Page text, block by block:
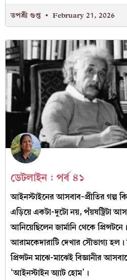
তপশ্রী গুপ্ত February 21, 2026
ডেটলাইন : পর্ব ৪১
আইনস্টাইনের আসবাব-প্রীতির গল্প
এড়িয়ে একটা-দুটো নয়, পঁয়ষট্রিটা
আনিয়েছিলেন জার্মানি থেকে
আরামকেদারাটি দেখার সৌভাগ্য
প্রিন্সটন মাঝে-মাঝেই বিজ্ঞানীর
‘আইনস্টাইন অ্যাট হোম’।